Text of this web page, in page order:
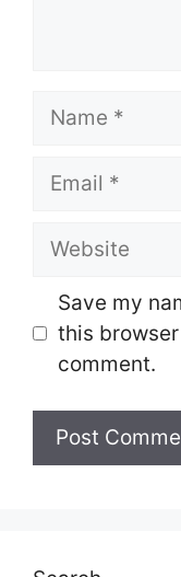
Name
Email
Website
Save my
this
comment.